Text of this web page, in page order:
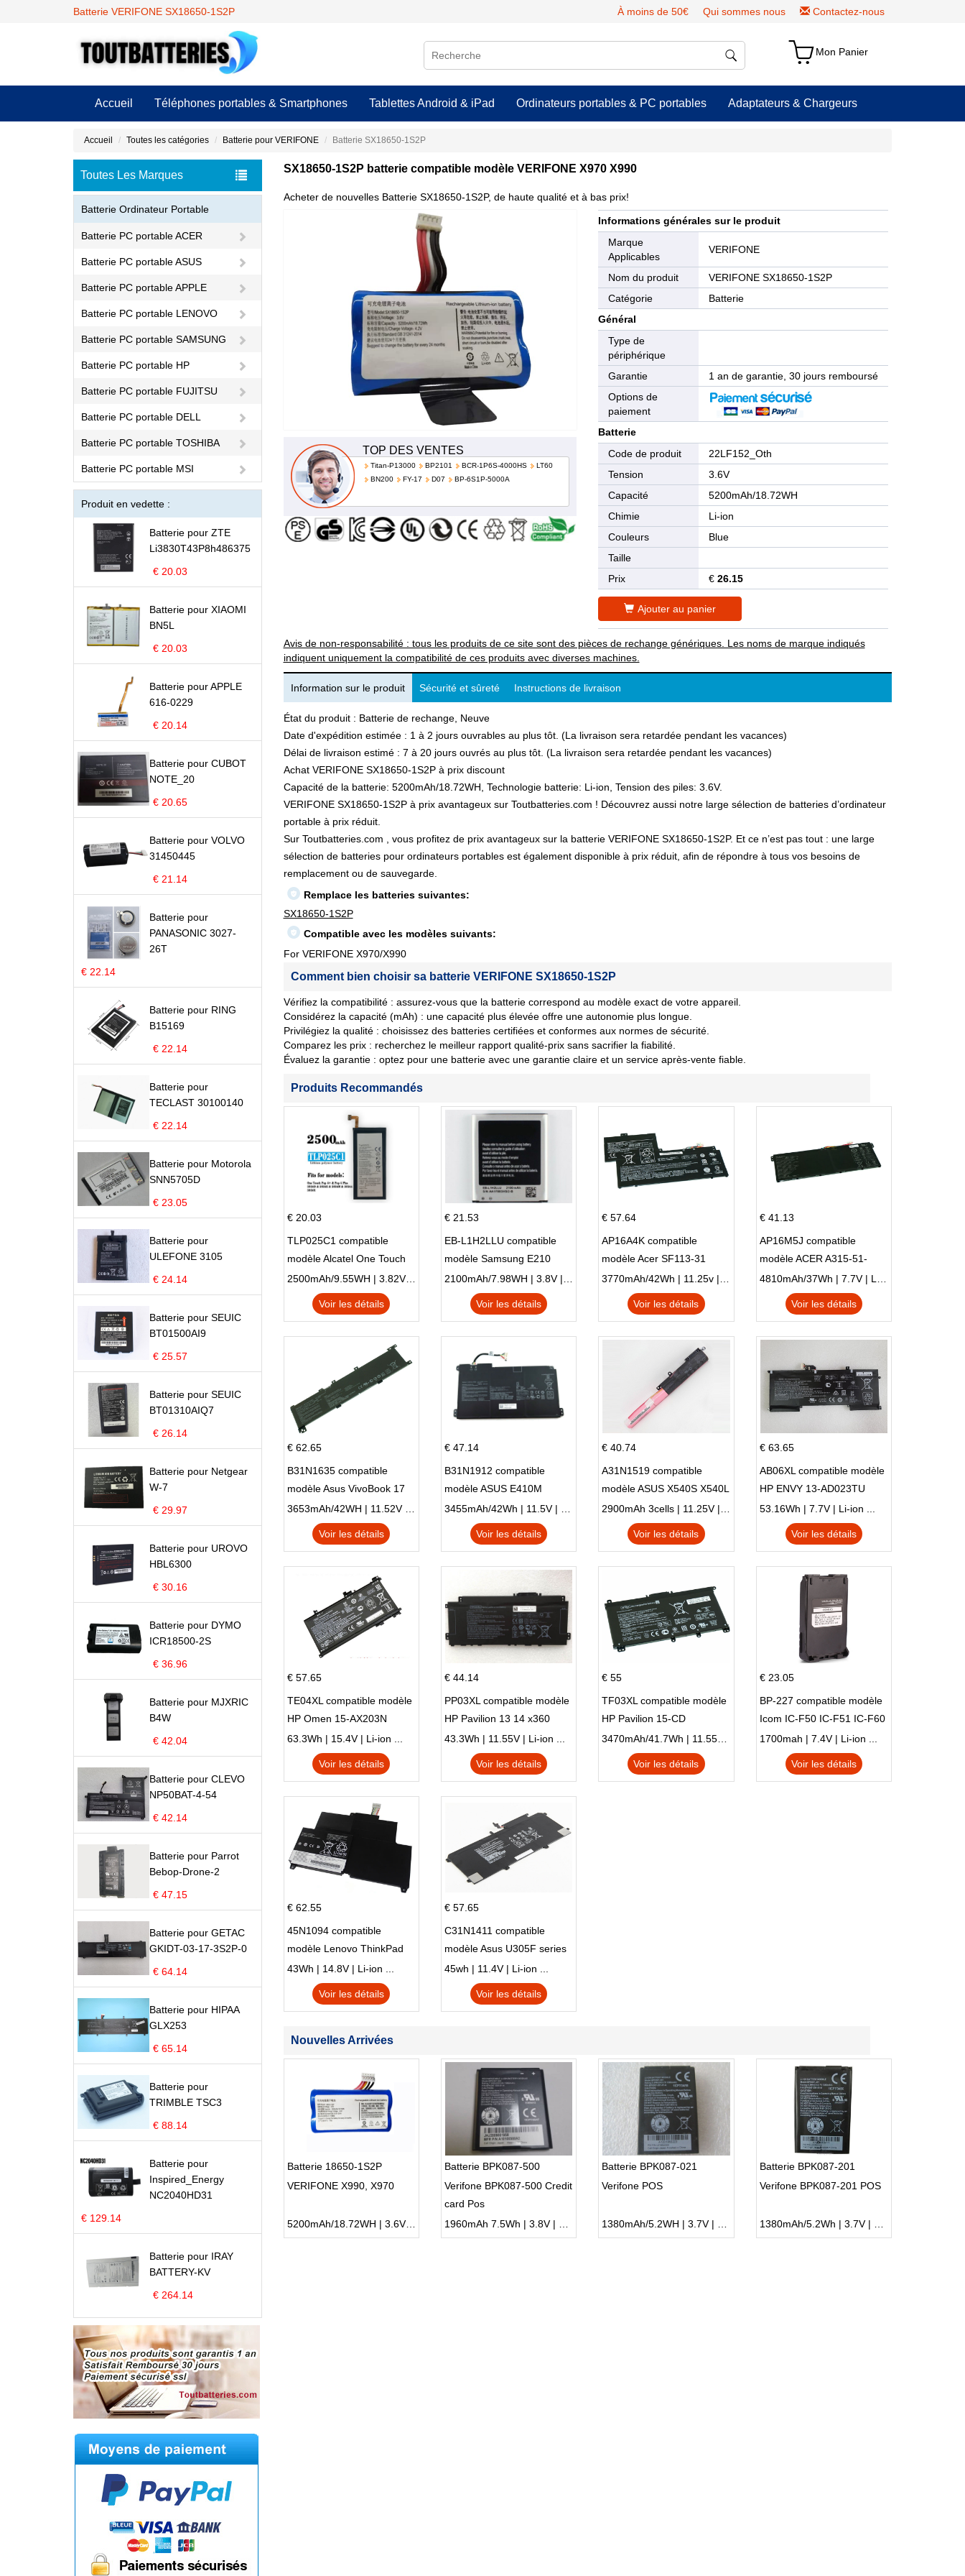
Batterie VERIFONE SX18650-1S2P À moins de 50€ Qui sommes nous Contactez-nous
Mon Panier
Accueil Téléphones portables & Smartphones Tablettes Android & iPad Ordinateurs portables & PC portables Adaptateurs & Chargeurs
Accueil Toutes les catégories Batterie pour VERIFONE Batterie SX18650-1S2P
Toutes Les Marques
Batterie Ordinateur Portable
Batterie PC portable ACER
Batterie PC portable ASUS
Batterie PC portable APPLE
Batterie PC portable LENOVO
Batterie PC portable SAMSUNG
Batterie PC portable HP
Batterie PC portable FUJITSU
Batterie PC portable DELL
Batterie PC portable TOSHIBA
Batterie PC portable MSI
Produit en vedette :
Batterie pour ZTE
Li3830T43P8h486375
€ 20.03
Batterie pour XIAOMI
BN5L
€ 20.03
Batterie pour APPLE
616-0229
€ 20.14
Batterie pour CUBOT
NOTE_20
€ 20.65
Batterie pour VOLVO
31450445
€ 21.14
Batterie pour
PANASONIC 3027-
26T
€ 22.14
Batterie pour RING
B15169
€ 22.14
Batterie pour
TECLAST 30100140
€ 22.14
Batterie pour Motorola
SNN5705D
€ 23.05
Batterie pour
ULEFONE 3105
€ 24.14
Batterie pour SEUIC
BT01500AI9
€ 25.57
Batterie pour SEUIC
BT01310AIQ7
€ 26.14
Batterie pour Netgear
W-7
€ 29.97
Batterie pour UROVO
HBL6300
€ 30.16
Batterie pour DYMO
ICR18500-2S
€ 36.96
Batterie pour MJXRIC
B4W
€ 42.04
Batterie pour CLEVO
NP50BAT-4-54
€ 42.14
Batterie pour Parrot
Bebop-Drone-2
€ 47.15
Batterie pour GETAC
GKIDT-03-17-3S2P-0
€ 64.14
Batterie pour HIPAA
GLX253
€ 65.14
Batterie pour
TRIMBLE TSC3
€ 88.14
Batterie pour
Inspired_Energy
NC2040HD31
€ 129.14
Batterie pour IRAY
BATTERY-KV
€ 264.14
SX18650-1S2P batterie compatible modèle VERIFONE X970 X990
Acheter de nouvelles Batterie SX18650-1S2P, de haute qualité et à bas prix!
TOP DES VENTES
Titan-P13000 BP2101 BCR-1P6S-4000HS
LT60
BN200
FY-17 D07 BP-6S1P-5000A
Informations générales sur le produit
Marque
Applicables
VERIFONE
Nom du produit
VERIFONE SX18650-1S2P
Catégorie
Batterie
Général
Type de
périphérique
Garantie
1 an de garantie, 30 jours remboursé
Options de
paiement
Batterie
Code de produit
22LF152_Oth
Tension
3.6V
Capacité
5200mAh/18.72WH
Chimie
Li-ion
Couleurs
Blue
Taille
Prix
€26.15
Ajouter au panier
Avis de non-responsabilité : tous les produits de ce site sont des pièces de rechange génériques. Les noms de marque indiqués
indiquent uniquement la compatibilité de ces produits avec diverses machines.
Information sur le produit Sécurité et sûreté Instructions de livraison
État du produit : Batterie de rechange, Neuve
Date d'expédition estimée : 1 à 2 jours ouvrables au plus tôt. (La livraison sera retardée pendant les vacances)
Délai de livraison estimé : 7 à 20 jours ouvrés au plus tôt. (La livraison sera retardée pendant les vacances)
Achat VERIFONE SX18650-1S2P à prix discount
Capacité de la batterie: 5200mAh/18.72WH, Technologie batterie: Li-ion, Tension des piles: 3.6V.
VERIFONE SX18650-1S2P à prix avantageux sur Toutbatteries.com ! Découvrez aussi notre large sélection de batteries d’ordinateur
portable à prix réduit.
Sur Toutbatteries.com , vous profitez de prix avantageux sur la batterie VERIFONE SX18650-1S2P. Et ce n’est pas tout : une large
sélection de batteries pour ordinateurs portables est également disponible à prix réduit, afin de répondre à tous vos besoins de
remplacement ou de sauvegarde.
Remplace les batteries suivantes:
SX18650-1S2P
Compatible avec les modèles suivants:
For VERIFONE X970/X990
Comment bien choisir sa batterie VERIFONE SX18650-1S2P
Vérifiez la compatibilité : assurez-vous que la batterie correspond au modèle exact de votre appareil.
Considérez la capacité (mAh) : une capacité plus élevée offre une autonomie plus longue.
Privilégiez la qualité : choisissez des batteries certifiées et conformes aux normes de sécurité.
Comparez les prix : recherchez le meilleur rapport qualité-prix sans sacrifier la fiabilité.
Évaluez la garantie : optez pour une batterie avec une garantie claire et un service après-vente fiable.
Produits Recommandés
€ 20.03
TLP025C1 compatible
modèle Alcatel One Touch
Pop 4 Plus OT-5056D
2500mAh/9.55WH | 3.82V | Li-ion ...
Voir les détails
€ 21.53
EB-L1H2LLU compatible
modèle Samsung E210
E210K i939
Voir les détails
€ 57.64
AP16A4K compatible
modèle Acer SF113-31
AO1-132 NE132
Voir les détails
€ 41.13
AP16M5J compatible
modèle ACER A315-51-
51SL N17Q1 SERIES
Voir les détails
€ 62.65
B31N1635 compatible
modèle Asus VivoBook 17
X705NC X705UA X705UV
X705UN X705UD
Voir les détails
€ 47.14
B31N1912 compatible
modèle ASUS E410M
E410MA L410MA
Voir les détails
€ 40.74
A31N1519 compatible
modèle ASUS X540S X540L
X540LA-SI302 X540SA
X540S
Voir les détails
€ 63.65
AB06XL compatible modèle
HP ENVY 13-AD023TU
HSTNN-DB8C 921438-855
TPN-I128
53.16Wh | 7.7V | Li-ion ...
Voir les détails
€ 57.65
TE04XL compatible modèle
HP Omen 15-AX203N
Omen 15 Series Pavilion 15
Series
63.3Wh | 15.4V | Li-ion ...
Voir les détails
€ 44.14
PP03XL compatible modèle
HP Pavilion 13 14 x360
L83388-AC1 L83388-421
HSTNN-LB8S M01118-421
M01144-005 13-BB 14-DV
43.3Wh | 11.55V | Li-ion ...
Voir les détails
€ 55
TF03XL compatible modèle
HP Pavilion 15-CD
Voir les détails
€ 23.05
BP-227 compatible modèle
Icom IC-F50 IC-F51 IC-F60
IC-F61 IC-M87
1700mah | 7.4V | Li-ion ...
Voir les détails
€ 62.55
45N1094 compatible
modèle Lenovo ThinkPad
Edge S230u Twist
43Wh | 14.8V | Li-ion ...
Voir les détails
€ 57.65
C31N1411 compatible
modèle Asus U305F series
45wh | 11.4V | Li-ion ...
Voir les détails
Nouvelles Arrivées
Batterie 18650-1S2P
VERIFONE X990, X970
5200mAh/18.72WH | 3.6V | Li-ion ...
Batterie BPK087-500
Verifone BPK087-500 Credit
card Pos
Batterie BPK087-021
Verifone POS
Batterie BPK087-201
Verifone BPK087-201 POS